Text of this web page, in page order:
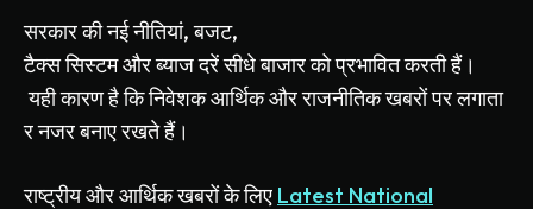
सरकारकीनईनीतियां,बजट,
टैक्ससिस्टमऔरब्याजदरेंसीधेबाजारकोप्रभावितकरतीहैं।
यहीकारणहैकिनिवेशकआर्थिकऔरराजनीतिकखबरोंपरलगाता
रनजरबनाएरखतेहैं।
राष्ट्रीयऔरआर्थिकखबरोंकेलिए Latest National